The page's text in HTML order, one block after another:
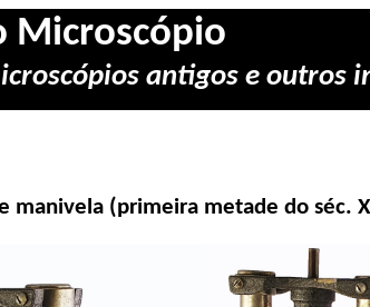
Microscópio
antigos e outros
manivela (primeira metade do séc.